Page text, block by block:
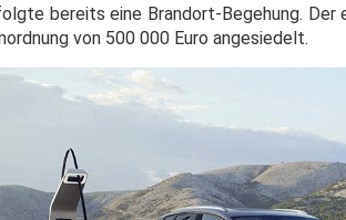
bereits eine Brandort-Begehung. Der
von 500 000 Euro angesiedelt.